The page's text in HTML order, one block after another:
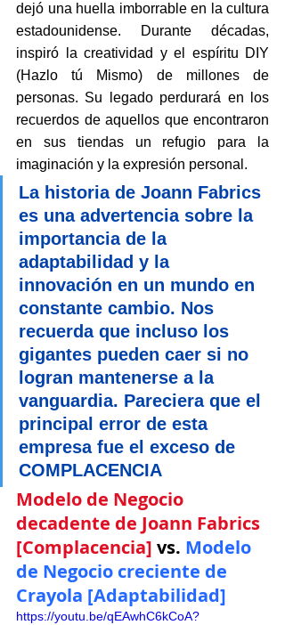
dejó una huella imborrable en la cultura
estadounidense. Durante décadas,
inspiró la creatividad y el espíritu DIY
(Hazlo tú Mismo) de millones de
personas. Su legado perdurará en los
recuerdos de aquellos que encontraron
en sus tiendas un refugio para la
imaginación y la expresión personal.
La historia de Joann Fabrics
es una advertencia sobre la
importancia de la
adaptabilidad y la
innovación en un mundo en
constante cambio. Nos
recuerda que incluso los
gigantes pueden caer si no
logran mantenerse a la
vanguardia. Pareciera que el
principal error de esta
empresa fue el exceso de
COMPLACENCIA
Modelo de Negocio
decadente de Joann Fabrics
[Complacencia] vs. Modelo
de Negocio creciente de
Crayola [Adaptabilidad]
https://youtu.be/qEAwhC6kCoA?